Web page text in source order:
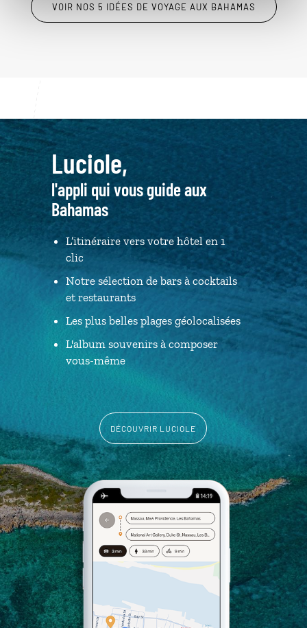
VOIR NOS 5 IDÉES DE VOYAGE AUX BAHAMAS
Luciole,
l'appli qui vous guide aux
Bahamas
L’itinéraire vers votre hôtel en 1
clic
Notre sélection de bars à cocktails
et restaurants
Les plus belles plages géolocalisées
L'album souvenirs à composer
vous-même
DÉCOUVRIR LUCIOLE